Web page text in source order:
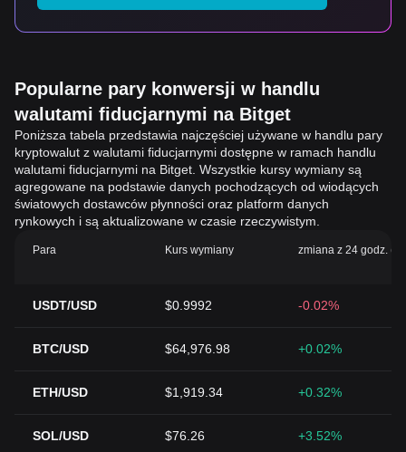
Popularne pary konwersji w handlu
walutami fiducjarnymi na Bitget
Poniższa tabela przedstawia najczęściej używane w handlu pary
kryptowalut z walutami fiducjarnymi dostępne w ramach handlu
walutami fiducjarnymi na Bitget. Wszystkie kursy wymiany są
agregowane na podstawie danych pochodzących od wiodących
światowych dostawców płynności oraz platform danych
rynkowych i są aktualizowane w czasie rzeczywistym.
Para Kurs wymiany zmiana z 24 godz.
USDT/USD $0.9992 -0.02%
BTC/USD $64,976.98 +0.02%
ETH/USD $1,919.34 +0.32%
SOL/USD $76.26 +3.52%